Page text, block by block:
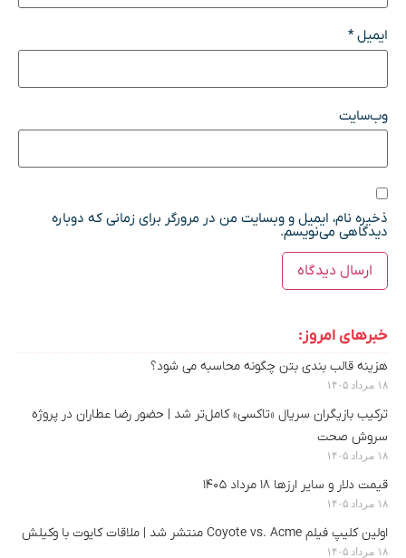
ایمیل*
وب‌سایت
ذخیره نام، ایمیل و وبسایت من در مرورگر برای زمانی که دوباره
دیدگاهی می‌نویسم.
خبرهای امروز:
هزینه قالب بندی بتن چگونه محاسبه می شود؟
۱۸ مرداد ۱۴۰۵
ترکیب بازیگران سریال «تاکسی» کامل‌تر شد | حضور رضا عطاران در پروژه
سروش صحت
۱۸ مرداد ۱۴۰۵
قیمت دلار و سایر ارزها ۱۸ مرداد ۱۴۰۵
۱۸ مرداد ۱۴۰۵
اولین کلیپ فیلم Coyote vs. Acme منتشر شد | ملاقات کایوت با وکیلش
۱۸ مرداد ۱۴۰۵